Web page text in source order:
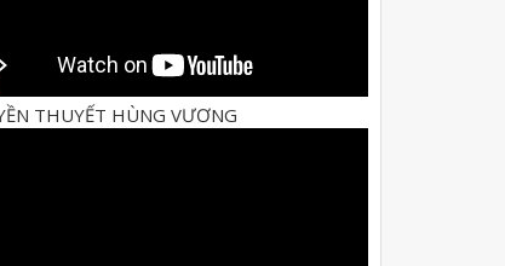
THUYẾT HÙNG VƯƠNG